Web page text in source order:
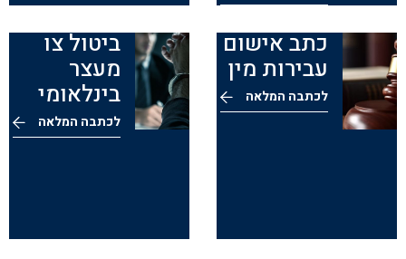
כתב אישום
עבירות מין
לכתבה המלאה
ביטול צו
מעצר
בינלאומי
לכתבה המלאה